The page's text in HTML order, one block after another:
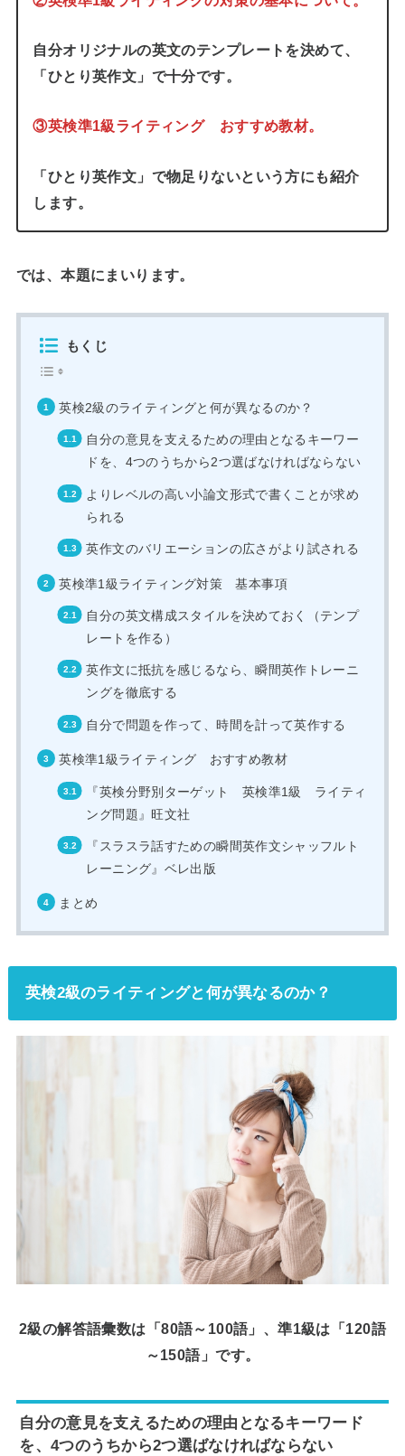
自分オリジナルの英文のテンプレートを決めて、
「ひとり英作文」で十分です。
③英検準1級ライティング おすすめ教材。
「ひとり英作文」で物足りないという方にも紹介
します。
では、本題にまいります。
もくじ
英検2級のライティングと何が異なるのか？
自分の意見を支えるための理由となるキーワー
ドを、4つのうちから2つ選ばなければならない
よりレベルの高い小論文形式で書くことが求め
られる
英作文のバリエーションの広さがより試される
英検準1級ライティング対策 基本事項
自分の英文構成スタイルを決めておく（テンプ
レートを作る）
英作文に抵抗を感じるなら、瞬間英作トレーニ
ングを徹底する
自分で問題を作って、時間を計って英作する
英検準1級ライティング おすすめ教材
『英検分野別ターゲット 英検準1級 ライティ
ング問題』旺文社
『スラスラ話すための瞬間英作文シャッフルト
レーニング』ベレ出版
まとめ
英検2級のライティングと何が異なるのか？
2級の解答語彙数は「80語～100語」、準1級は「120語
～150語」です。
自分の意見を支えるための理由となるキーワード
を、4つのうちから2つ選ばなければならない